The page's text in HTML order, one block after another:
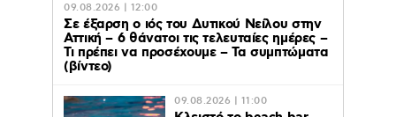
09.08.2026 | 12:00
Σε έξαρση ο ιός του Δυτικού Νείλου στην
Αττική – 6 θάνατοι τις τελευταίες ημέρες –
Τι πρέπει να προσέχουμε – Τα συμπτώματα
(βίντεο)
09.08.2026 | 11:00